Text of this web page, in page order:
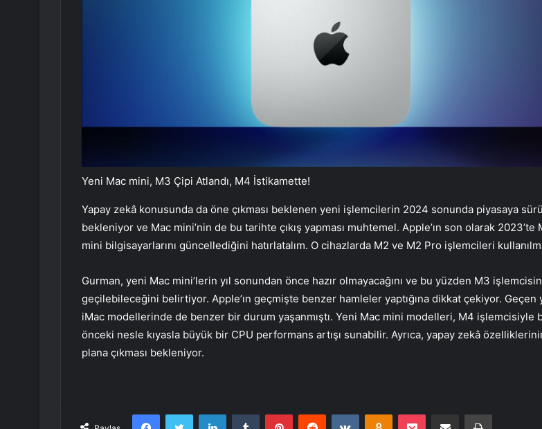
Yeni Mac mini, M3 Çipi Atlandı, M4 İstikamette!
Yapay zekâ konusunda da öne çıkması beklenen yeni işlemcilerin 2024 sonunda piyasaya
bekleniyor ve Mac mini’nin de bu tarihte çıkış yapması muhtemel. Apple’ın son olarak 2023’te
mini bilgisayarlarını güncellediğini hatırlatalım. O cihazlarda M2 ve M2 Pro işlemcileri
Gurman, yeni Mac mini’lerin yıl sonundan önce hazır olmayacağını ve bu yüzden M3
geçilebileceğini belirtiyor. Apple’ın geçmişte benzer hamleler yaptığına dikkat çekiyor. Geçen
iMac modellerinde de benzer bir durum yaşanmıştı. Yeni Mac mini modelleri, M4 işlemcisiyle
önceki nesle kıyasla büyük bir CPU performans artışı sunabilir. Ayrıca, yapay zekâ
plana çıkması bekleniyor.
FacebookTwitter LinkedInTumblr PinterestReddit VKontakteOdnoklassniki
Pocket E-Posta ile paylaş Yazdır